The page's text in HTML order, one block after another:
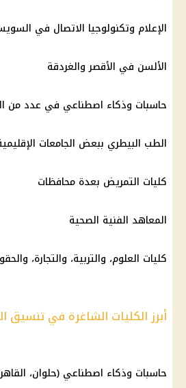
الإعلام وتكنولوجيا الاتصال في
الألسن في الأقصر والغردقة
حاسبات وذكاء اصطناعي في عدد من
الطب البيطري ببعض الجامعات
كليات التمريض بعدة محافظات
المعاهد الفنية الصحية
كليات العلوم، والتربية، والتجارة،
أبرز الكليات الشاغرة في تنسيق
حاسبات وذكاء اصطناعي (حلوان،